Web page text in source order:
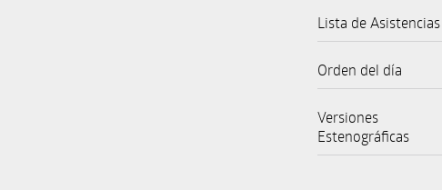
Lista de Asistencias
Orden del día
Versiones
Estenográficas